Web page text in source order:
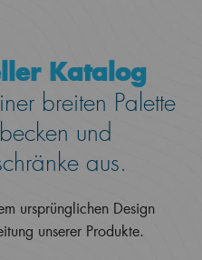
Katalog
breiten Palette
und
aus.
ursprünglichen Design
unserer Produkte.